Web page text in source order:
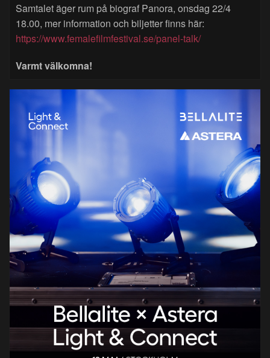
Samtalet äger rum på biograf Panora, onsdag 22/4
18.00, mer information och biljetter finns här:
https://www.femalefilmfestival.se/panel-talk/
Varmt välkomna!